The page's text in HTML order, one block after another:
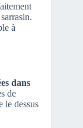
à
dans
de
le dessus